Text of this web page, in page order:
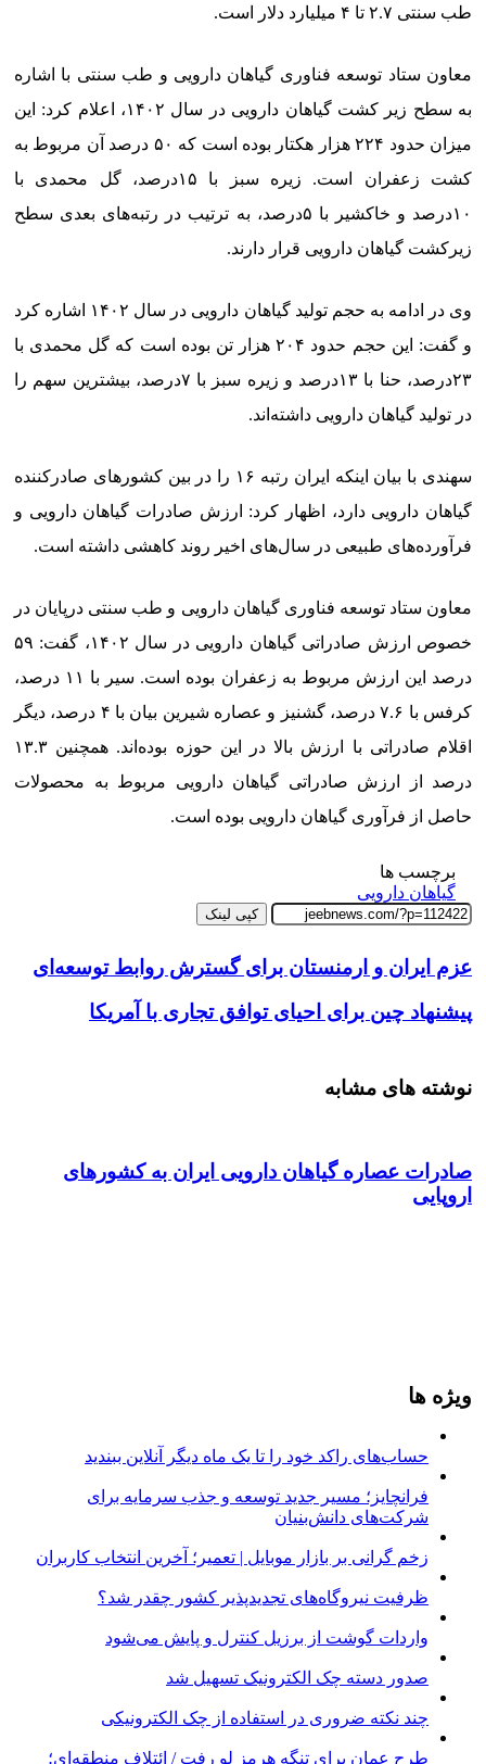
طب سنتی ۲.۷ تا ۴ میلیارد دلار است.
معاون ستاد توسعه فناوری گیاهان دارویی و طب سنتی با اشاره
به سطح زیر کشت گیاهان دارویی در سال ۱۴۰۲، اعلام کرد: این
میزان حدود ۲۲۴ هزار هکتار بوده است که ۵۰ درصد آن مربوط به
کشت زعفران است. زیره سبز با ۱۵درصد، گل محمدی با
۱۰درصد و خاکشیر با ۵درصد، به ترتیب در رتبه‌های بعدی سطح
زیرکشت گیاهان دارویی قرار دارند.
وی در ادامه به حجم تولید گیاهان دارویی در سال ۱۴۰۲ اشاره کرد
و گفت: این حجم حدود ۲۰۴ هزار تن بوده است که گل محمدی با
۲۳درصد، حنا با ۱۳درصد و زیره سبز با ۷درصد، بیشترین سهم را
در تولید گیاهان دارویی داشته‌اند.
سهندی با بیان اینکه ایران رتبه ۱۶ را در بین کشورهای صادرکننده
گیاهان دارویی دارد، اظهار کرد: ارزش صادرات گیاهان دارویی و
فرآورده‌های طبیعی در سال‌های اخیر روند کاهشی داشته است.
معاون ستاد توسعه فناوری گیاهان دارویی و طب سنتی درپایان در
خصوص ارزش صادراتی گیاهان دارویی در سال ۱۴۰۲، گفت: ۵۹
درصد این ارزش مربوط به زعفران بوده است. سیر با ۱۱ درصد،
کرفس با ۷.۶ درصد، گشنیز و عصاره شیرین بیان با ۴ درصد، دیگر
اقلام صادراتی با ارزش بالا در این حوزه بوده‌اند. همچنین ۱۳.۳
درصد از ارزش صادراتی گیاهان دارویی مربوط به محصولات
حاصل از فرآوری گیاهان دارویی بوده است.
برچسب ها
گیاهان دارویی
کپی لینک
عزم ایران و ارمنستان برای گسترش روابط توسعه‌ای
پیشنهاد چین برای احیای توافق تجاری با آمریکا
نوشته های مشابه
صادرات عصاره گیاهان دارویی ایران به کشورهای
اروپایی
ویژه ها
حساب‌های راکد خود را تا یک ماه دیگر آنلاین ببندید
فرانچایز؛ مسیر جدید توسعه و جذب سرمایه برای
شرکت‌های دانش‌بنیان
زخم گرانی بر بازار موبایل | تعمیر؛ آخرین انتخاب کاربران
ظرفیت نیروگاه‌های تجدیدپذیر کشور چقدر شد؟
واردات گوشت از برزیل کنترل و پایش می‌شود
صدور دسته چک الکترونیک تسهیل شد
چند نکته ضروری در استفاده از چک الکترونیکی
طرح عمان برای تنگه هرمز لو رفت / ائتلاف منطقه‌ای؛